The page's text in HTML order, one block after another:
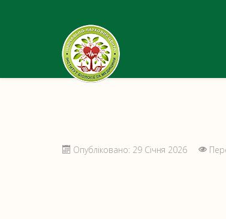
Опубліковано: 29 Січня 2026